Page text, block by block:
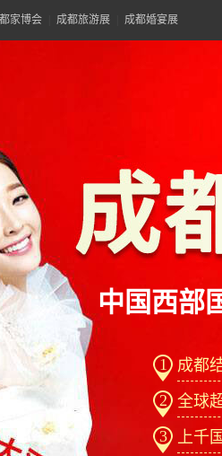
家博会 成都旅游展 成都婚宴展
中国西部
1
成都
2 全球
3
上千